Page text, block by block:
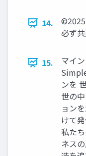
14.
必ず
15.
マイ
ンを
世の
ョン
けて
私た
ネス